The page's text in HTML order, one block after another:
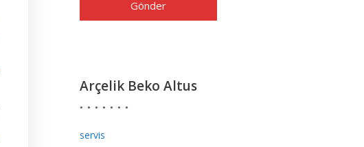
Arçelik Beko Altus
servis